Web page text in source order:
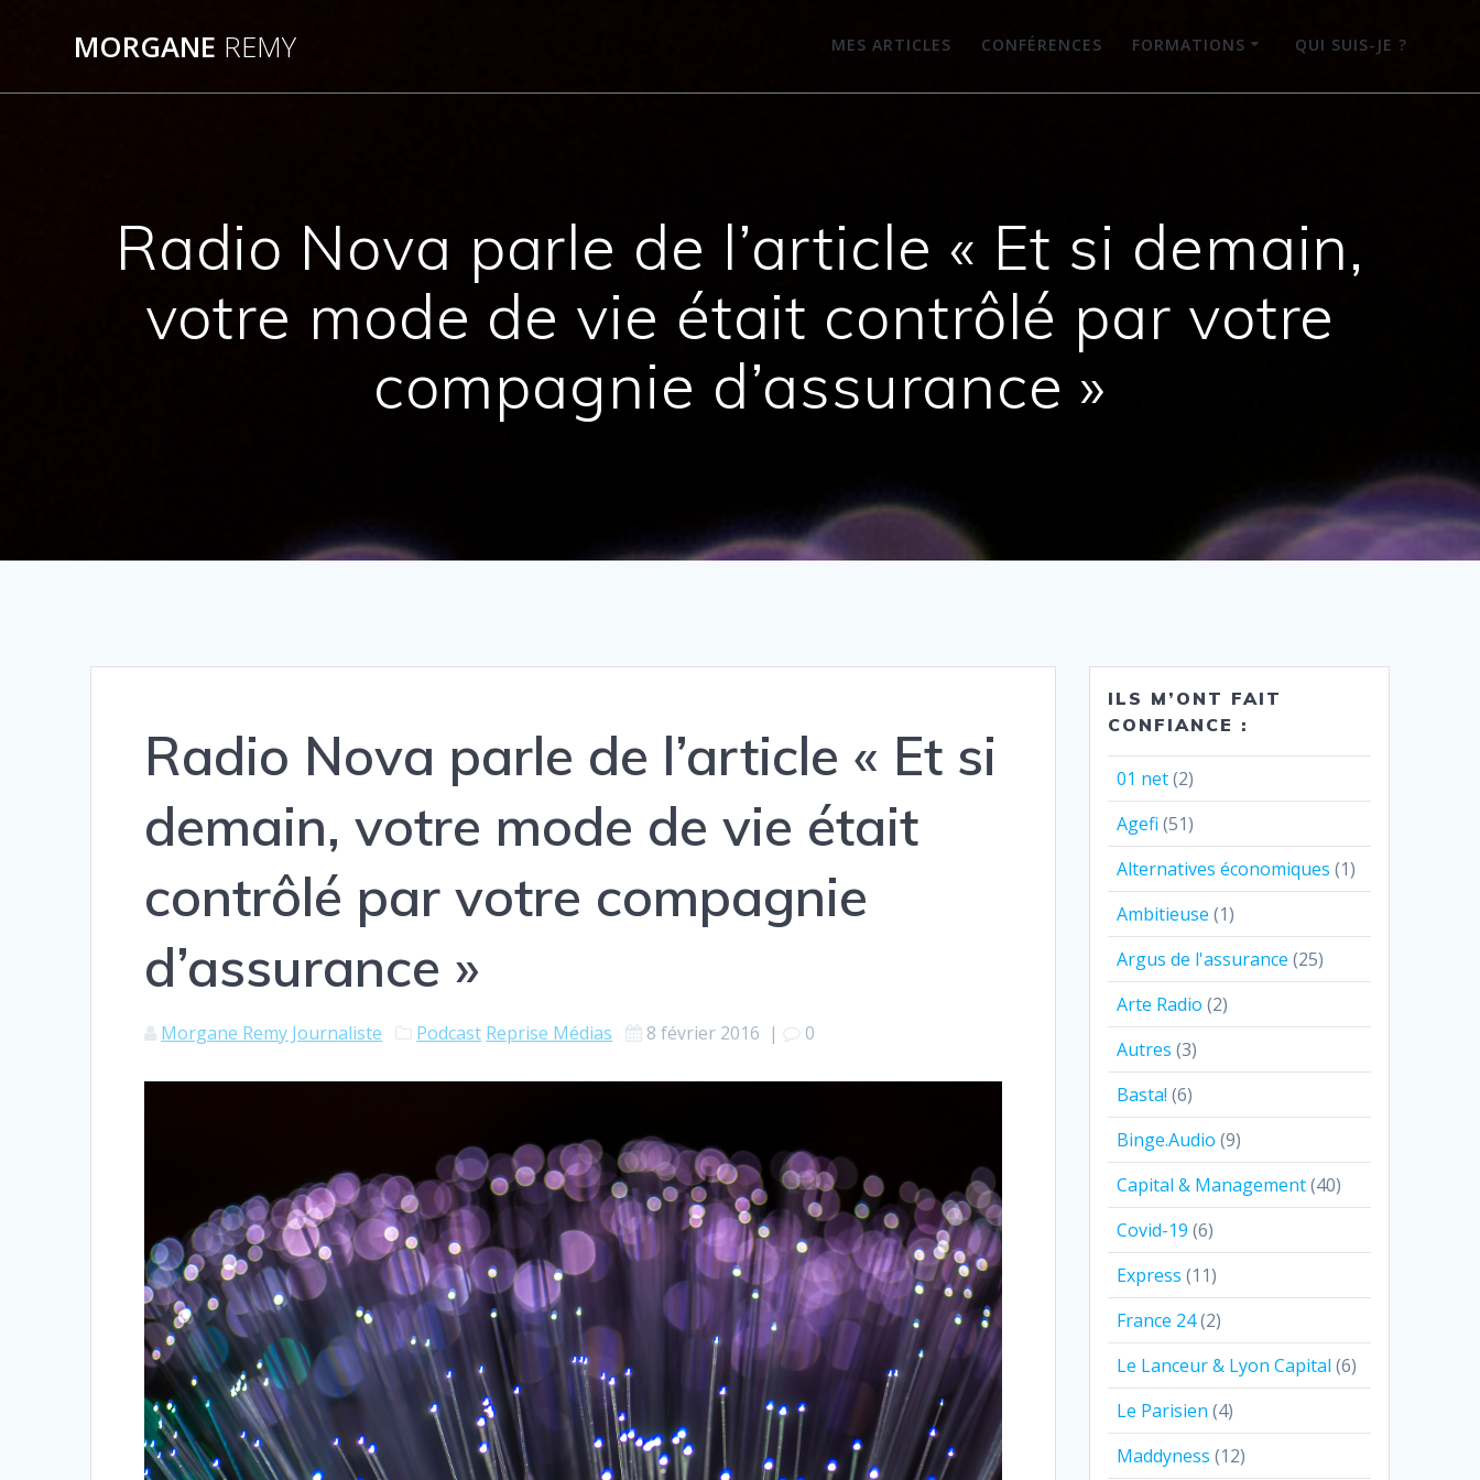
MORGANE REMY MES ARTICLES CONFÉRENCES FORMATIONS QUI SUIS-JE ?
Radio Nova parle de l’article « Et si demain,
votre mode de vie était contrôlé par votre
compagnie d’assurance »
Radio Nova parle de l’article « Et si
demain, votre mode de vie était
contrôlé par votre compagnie
d’assurance »
Morgane Remy Journaliste Podcast Reprise Médias 8 février 2016 | 0
ILS M’ONT FAIT
CONFIANCE :
01 net(2)
Agefi (51)
Alternatives économiques (1)
Ambitieuse (1)
Argus de l'assurance (25)
Arte Radio (2)
Autres (3)
Basta! (6)
Binge.Audio (9)
Capital & Management(40)
Covid-19 (6)
Express (11)
France 24(2)
Le Lanceur & Lyon Capital (6)
Le Parisien (4)
Maddyness (12)